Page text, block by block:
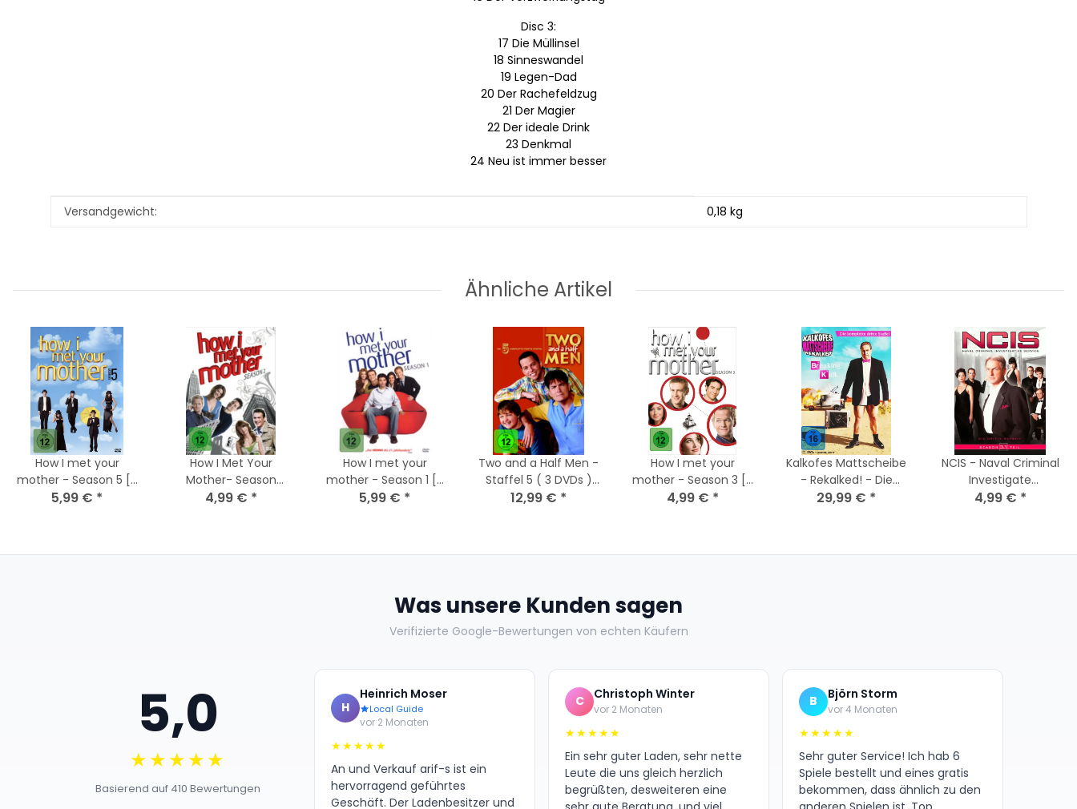
Disc 3:
17 Die Müllinsel
18 Sinneswandel
19 Legen-Dad
20 Der Rachefeldzug
21 Der Magier
22 Der ideale Drink
23 Denkmal
24 Neu ist immer besser
Produkteigenschaft
Wert
Versandgewicht: 0,18 kg
Ähnliche Artikel
How I met your
mother - Season 5 [3
DVDs] - Top Zustand
5,99 € *
How I Met Your
Mother- Season
Staffel 2 - TV Kult
4,99 € *
How I met your
mother - Season 1 [3
DVDs] Top Zustand
5,99 € *
Two and a Half Men -
Staffel 5 ( 3 DVDs )
Nagelneu / Versiegelt
12,99 € *
How I met your
mother - Season 3 [3
DVDs] 2008 / Staffel 3
4,99 € *
Kalkofes Mattscheibe
- Rekalked! - Die
komplette dritte
29,99 € *
NCIS - Naval Criminal
Investigate
Service/Season 3.1 ( 3
4,99 € *
Was unsere Kunden sagen
Verifizierte Google-Bewertungen von echten Käufern
5,0
★★★★★
Basierend auf 410 Bewertungen
H
Heinrich Moser
Local Guide
vor 2 Monaten
★★★★★
An und Verkauf arif-s ist ein
hervorragend geführtes
Geschäft. Der Ladenbesitzer und
C Christoph Winter
vor 2 Monaten
★★★★★
Ein sehr guter Laden, sehr nette
Leute die uns gleich herzlich
begrüßten, desweiteren eine
B Björn Storm
vor 4 Monaten
★★★★★
Sehr guter Service! Ich hab 6
Spiele bestellt und eines gratis
bekommen, dass ähnlich zu den